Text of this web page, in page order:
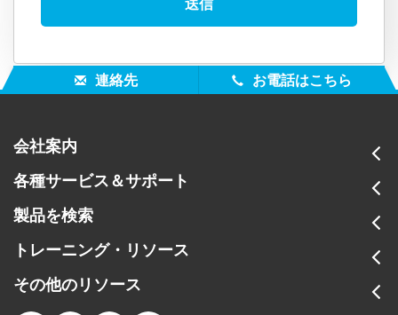
連絡先 お電話はこちら
会社案内
各種サービス＆サポート
製品を検索
トレーニング・リソース
その他のリソース